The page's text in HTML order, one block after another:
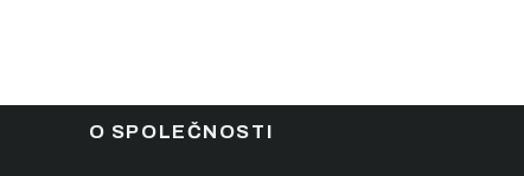
O SPOLEČNOSTI